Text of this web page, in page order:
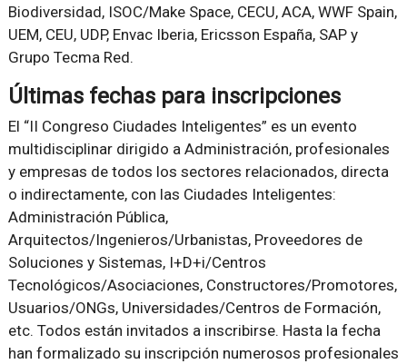
Biodiversidad, ISOC/Make Space, CECU, ACA, WWF Spain,
UEM, CEU, UDP, Envac Iberia, Ericsson España, SAP y
Grupo Tecma Red.
Últimas fechas para inscripciones
El “II Congreso Ciudades Inteligentes” es un evento
multidisciplinar dirigido a Administración, profesionales
y empresas de todos los sectores relacionados, directa
o indirectamente, con las Ciudades Inteligentes:
Administración Pública,
Arquitectos/Ingenieros/Urbanistas, Proveedores de
Soluciones y Sistemas, I+D+i/Centros
Tecnológicos/Asociaciones, Constructores/Promotores,
Usuarios/ONGs, Universidades/Centros de Formación,
etc. Todos están invitados a inscribirse. Hasta la fecha
han formalizado su inscripción numerosos profesionales